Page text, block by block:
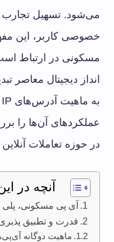
می‌شود. تسهیل تجارب
خصوصی کاربر، این
مسکونی در ارتباط
انداز دیجیتال
عملکردهای آن‌ها را
در حوزه تعاملات
آنچه در
آی‌ پی مسکونی، پلی
قدرت و تطبیق
ماهیت دوگانه